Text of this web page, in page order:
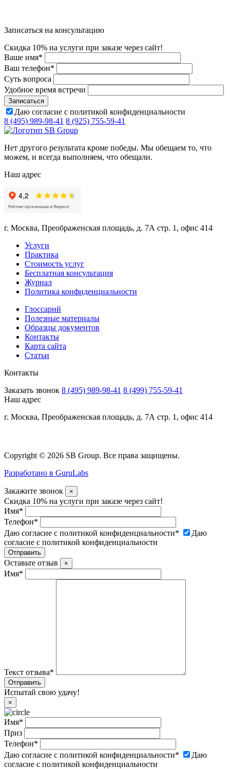
Записаться на консультацию
Скидка 10% на услуги при заказе через сайт!
Ваше имя*
Ваш телефон*
Суть вопроса
Удобное время встречи
Даю согласие с политикой конфиденциальности
8 (495) 989-98-41 8 (925) 755-59-41
Нет другого результата кроме победы. Мы обещаем то, что
можем, и всегда выполняем, что обещали.
Наш адрес
г. Москва, Преображенская площадь, д. 7А стр. 1, офис 414
Услуги
Практика
Стоимость услуг
Бесплатная консультация
Журнал
Политика конфиденциальности
Глоссарий
Полезные материалы
Образцы документов
Контакты
Карта сайта
Статьи
Контакты
Заказать звонок 8 (495) 989-98-41 8 (499) 755-59-41
Наш адрес
г. Москва, Преображенская площадь, д. 7А стр. 1, офис 414
Copyright © 2026 SB Group. Все права защищены.
Разработано в GuruLabs
Закажите звонок ×
Скидка 10% на услуги при заказе через сайт!
Имя*
Телефон*
Даю согласие с политикой конфиденциальности*
Даю
согласие с политикой конфиденциальности
Оставьте отзыв ×
Имя*
Текст отзыва*
Испытай свою удачу!
×
Имя*
Приз
Телефон*
Даю согласие с политикой конфиденциальности*
Даю
согласие с политикой конфиденциальности